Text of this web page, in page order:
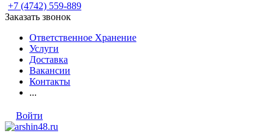
+7 (4742) 559-889
Заказать звонок
Ответственное Хранение
Услуги
Доставка
Вакансии
Контакты
...
Войти